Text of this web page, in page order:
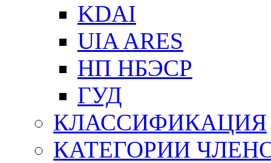
KDAI
UIA ARES
НП НБЭСР
ГУД
КЛАССИФИКАЦИЯ
КАТЕГОРИИ